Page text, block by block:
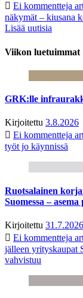
Ei kommentteja
näkymät – kiusana
Lisää uutisia
Viikon luetuimmat
GRK:lle
Kirjoitettu 3.8.2026
Ei kommentteja
työt jo käynnissä
Ruotsalainen
Suomessa –
Kirjoitettu 31.7.2026
Ei kommentteja
jälleen yrityskaupat
vahvistuu